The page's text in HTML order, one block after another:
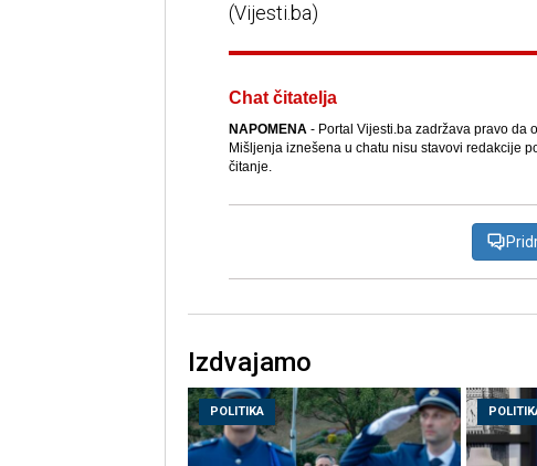
(Vijesti.ba)
Chat čitatelja
NAPOMENA- Portal Vijesti.ba zadržava pravo da
Mišljenja iznešena u chatu nisu stavovi redakcije
čitanje.
Izdvajamo
POLITIKA